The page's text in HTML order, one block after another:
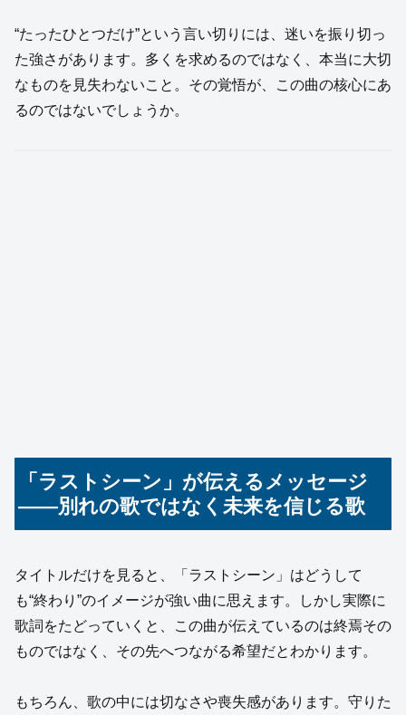
“たったひとつだけ”という言い切りには、迷いを振り切っ
た強さがあります。多くを求めるのではなく、本当に大切
なものを見失わないこと。その覚悟が、この曲の核心にあ
るのではないでしょうか。
「ラストシーン」が伝えるメッセージ
――別れの歌ではなく未来を信じる歌
タイトルだけを見ると、「ラストシーン」はどうして
も“終わり”のイメージが強い曲に思えます。しかし実際に
歌詞をたどっていくと、この曲が伝えているのは終焉その
ものではなく、その先へつながる希望だとわかります。
もちろん、歌の中には切なさや喪失感があります。守りた